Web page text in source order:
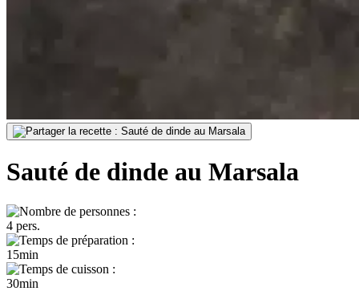
Sauté de dinde au Marsala
4 pers.
15min
30min